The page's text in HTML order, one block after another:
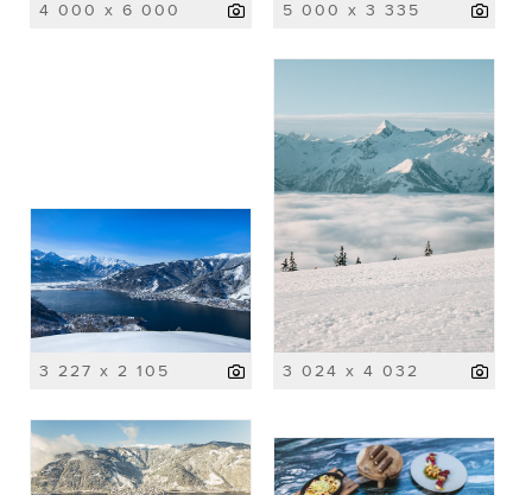
4 000 x 6 000 5 000 x 3 335
3 227 x 2 105 3 024 x 4 032